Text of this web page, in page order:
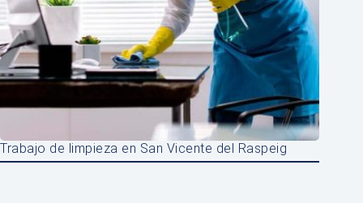
Trabajo de limpieza en San Vicente del Raspeig